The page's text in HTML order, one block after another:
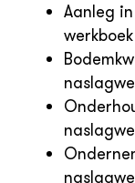
Aanleg
werkboek